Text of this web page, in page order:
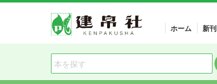
ホーム 新刊